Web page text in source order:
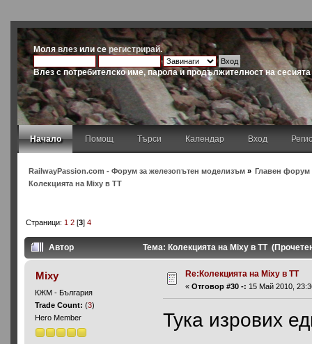
Молявлез или серегистрирай.
Влез с потребителско име, парола и продължителност на сесията
Начало Помощ Търси Календар Вход
RailwayPassion.com - Форум за железопътен моделизъм» Главен форум
Колекцията на Mixy в ТТ
Страници: 1 2[3] 4
Автор Тема: Колекцията на Mixy в ТТ
Mixy
КЖМ - България
Trade Count:(3)
Hero Member
Re:Колекцията на Mixy в ТТ
«Отговор #30 -: 15 Май 2010,
Тука изрових